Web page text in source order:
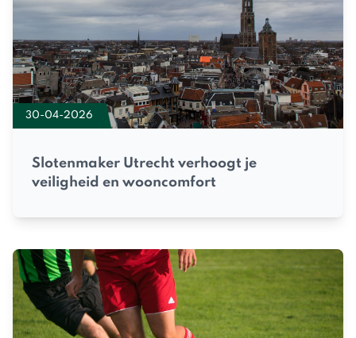
30-04-2026
Slotenmaker Utrecht verhoogt je
veiligheid en wooncomfort